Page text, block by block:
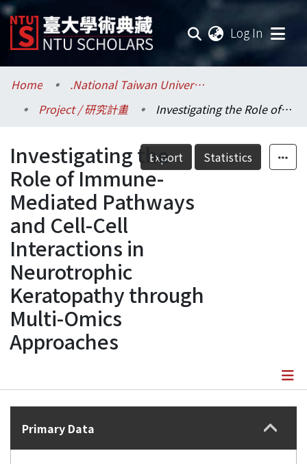
Log In
Communities & Collections
Research Outputs
Fundings & Projects
Researchers
Organizations
Statistics
Home
.National Taiwan University / 國立臺灣大學
Project / 研究計畫
Investigating the Role of Immune-Mediated Pathways and Cell-Cell Interactions in Neurotrophic Keratopathy through Multi-Omics Approaches
Export Statistics
Investigating the
Role of Immune-
Mediated Pathways
and Cell-Cell
Interactions in
Neurotrophic
Keratopathy through
Multi-Omics
Approaches
Details
Primary Data